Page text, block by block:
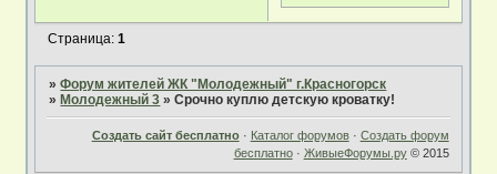
Страница:1
»Форум жителей ЖК "Молодежный" г.Красногорск
» Молодежный 3 »Срочно куплю детскую кроватку!
Создать сайт бесплатно· Каталог форумов· Создать форум
бесплатно· ЖивыеФорумы.ру© 2015